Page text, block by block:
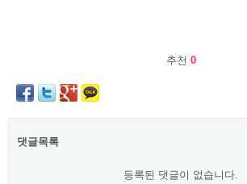
추천 0
댓글목록
등록된 댓글이 없습니다.